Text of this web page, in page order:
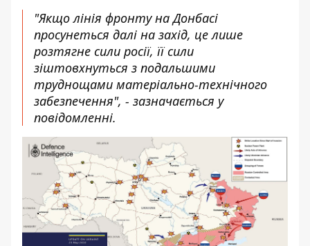
"Якщо лінія фронту на Донбасі
просунеться далі на захід, це лише
розтягне сили росії, її сили
зіштовхнуться з подальшими
труднощами матеріально-технічного
забезпечення", - зазначається у
повідомленні.